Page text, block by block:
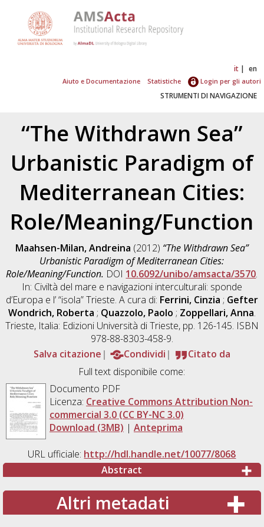
it en
Aiuto e Documentazione Statistiche Login per gli autori
STRUMENTI DI NAVIGAZIONE
“The Withdrawn Sea”
Urbanistic Paradigm of
Mediterranean Cities:
Role/Meaning/Function
Maahsen-Milan, Andreina (2012) “The Withdrawn Sea”
Urbanistic Paradigm of Mediterranean Cities:
Role/Meaning/Function. DOI 10.6092/unibo/amsacta/3570.
In: Civiltà del mare e navigazioni interculturali: sponde
d’Europa e l’ “isola” Trieste. A cura di: Ferrini, Cinzia ; Gefter
Wondrich, Roberta ; Quazzolo, Paolo ; Zoppellari, Anna.
Trieste, Italia: Edizioni Università di Trieste, pp. 126-145. ISBN
978-88-8303-458-9.
Salva citazione
Condividi
Citato da
Full text disponibile come:
Documento PDF
Licenza: Creative Commons Attribution Non-
commercial 3.0 (CC BY-NC 3.0)
Download (3MB) | Anteprima
URL ufficiale: http://hdl.handle.net/10077/8068
Abstract
Altri metadati